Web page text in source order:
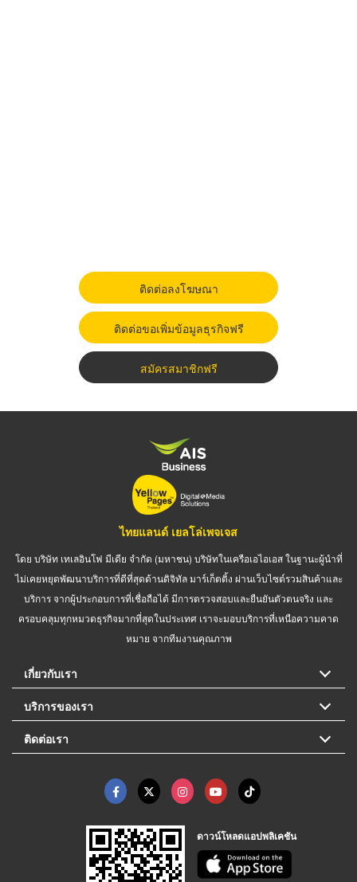
ติดต่อลงโฆษณา
ติดต่อขอเพิ่มข้อมูลธุรกิจฟรี
สมัครสมาชิกฟรี
ไทยแลนด์ เยลโล่เพจเจส
โดย บริษัท เทเลอินโฟ มีเดีย จำกัด (มหาชน) บริษัทในเครือเอไอเอส ในฐานะผู้นำที่
ไม่เคยหยุดพัฒนาบริการที่ดีที่สุดด้านดิจิทัล มาร์เก็ตติ้ง ผ่านเว็บไซต์รวมสินค้าและ
บริการ จากผู้ประกอบการที่เชื่อถือได้ มีการตรวจสอบและยืนยันตัวตนจริง และ
ครอบคลุมทุกหมวดธุรกิจมากที่สุดในประเทศ เราจะมอบบริการที่เหนือความคาด
หมาย จากทีมงานคุณภาพ
เกี่ยวกับเรา
บริการของเรา
ติดต่อเรา
ดาวน์โหลดแอปพลิเคชัน